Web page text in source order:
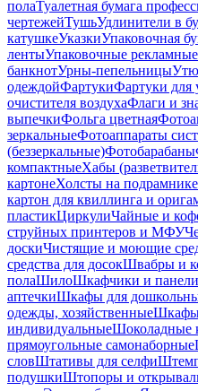
полаТуалетная бумага
чертежейТушьУдлинители в
катушкеУказкиУпаковочная
лентыУпаковочные
банкнотУрны-пепельницы
одеждойФартукиФартуки для
очистителя воздухаФлаги и
выпечкиФольга цветная
зеркальныеФотоаппараты
(беззеркальные)Фотобарабаны
компактныеХабы
картонеХолсты на подрамнике
картон для квиллинга и
пластикЦиркулиЧайные и
струйных принтеров и МФУ
доскиЧистящие и моющие
средства для досокШвабры и
полаШилоШкафчики и
аптечкиШкафы для
одежды, хозяйственныеШкафы
индивидуальныеШоколадные
прямоугольные самонаборные
словШтативы для селфи
подушкиШтопоры и